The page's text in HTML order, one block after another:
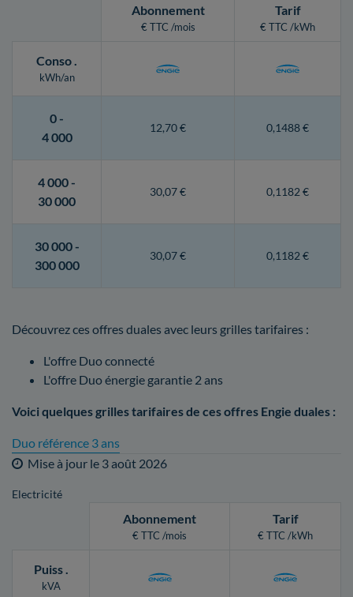
Abonnement
€ TTC /mois
Tarif
€ TTC /kWh
Conso.
kWh/an
0 -
4 000
12,70 € 0,1488 €
4 000 -
30 000
30,07 € 0,1182 €
30 000 -
300 000
30,07 € 0,1182 €
Découvrez ces offres duales avec leurs grilles tarifaires :
L'offre Duo connecté
L'offre Duo énergie garantie 2 ans
Voici quelques grilles tarifaires de ces offres Engie duales :
Duo référence 3 ans
Mise à jour le 3 août 2026
Electricité
Abonnement
€ TTC /mois
Tarif
€ TTC /kWh
Puiss.
kVA